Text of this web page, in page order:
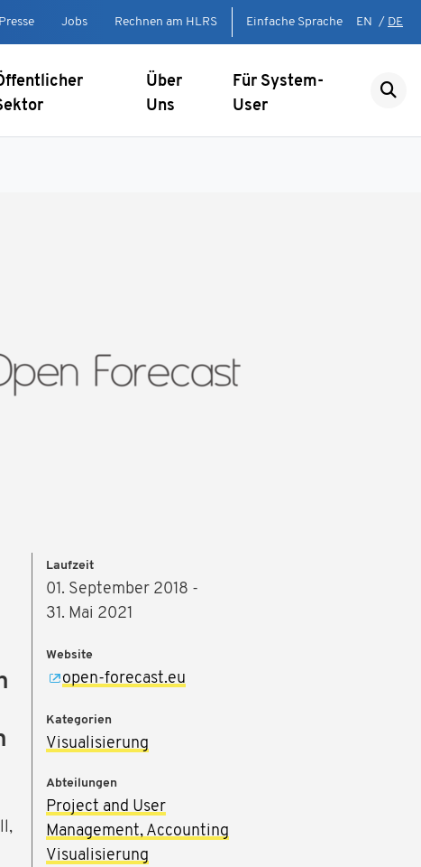
Presse Jobs Rechnen am HLRS Einfache Sprache EN / DE
Über
Uns
Für System-
User
Laufzeit
01. September 2018 -
31. Mai 2021
Website
open-forecast.eu
Kategorien
Visualisierung
Abteilungen
Project and User
Management, Accounting
Visualisierung